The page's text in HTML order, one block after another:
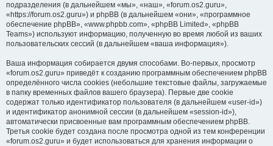
подразделения (в дальнейшем «мы», «наш», «forum.os2.guru»,
«https://forum.os2.guru») и phpBB (в дальнейшем «они», «программное
обеспечение phpBB», «www.phpbb.com», «phpBB Limited», «phpBB
Teams») используют информацию, полученную во время любой из ваших
пользовательских сессий (в дальнейшем «ваша информация»).
Ваша информация собирается двумя способами. Во-первых, просмотр
«forum.os2.guru» приведёт к созданию программным обеспечением phpBB
определённого числа cookies (небольшие текстовые файлы, загружаемые
в папку временных файлов вашего браузера). Первые две cookie
содержат только идентификатор пользователя (в дальнейшем «user-id»)
и идентификатор анонимной сессии (в дальнейшем «session-id»),
автоматически присвоенные вам программным обеспечением phpBB.
Третья cookie будет создана после просмотра одной из тем конференции
«forum.os2.guru» и будет использоваться для хранения информации о